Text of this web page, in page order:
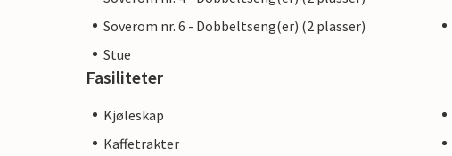
Soverom nr. 6 - Dobbeltseng(er) (2 plasser)
Stue
Fasiliteter
Kjøleskap
Kaffetrakter